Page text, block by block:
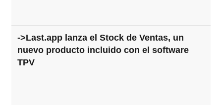
->Last.app lanza el Stock de Ventas, un
nuevo producto incluido con el software
TPV